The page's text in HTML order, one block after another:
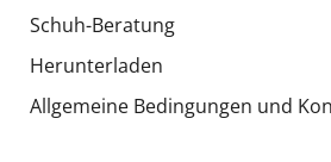
Schuh-Beratung
Herunterladen
Allgemeine Bedingungen und